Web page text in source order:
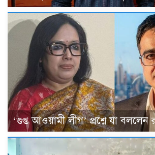
‘গুপ্ত আওয়ামী লীগ’ প্রশ্নে যা বললেন